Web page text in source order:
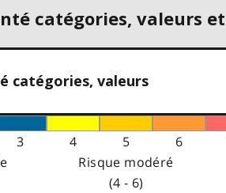
catégories, valeurs
catégories, valeurs
3 4 5 6
Risque modéré
(4 - 6)